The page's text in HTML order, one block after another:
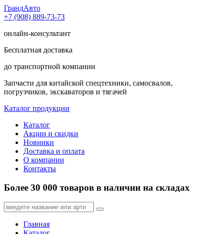
ГрандАвто
+7 (908) 889-73-73
онлайн-консультант
Бесплатная доставка
до транспортной компании
Запчасти для китайской спецтехники, самосвалов,
погрузчиков, экскаваторов и тягачей
Каталог продукции
Каталог
Акции и скидки
Новинки
Доставка и оплата
О компании
Контакты
Более 30 000 товаров в наличии на складах
Главная